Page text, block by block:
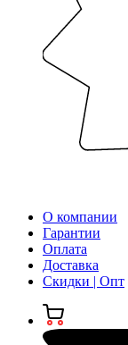
О компании
Гарантии
Оплата
Доставка
Скидки | Опт